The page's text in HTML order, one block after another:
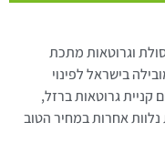
וגרוטאות מתכת
בישראל לפינוי
קניית גרוטאות ברזל,
נלוות אחרות במחיר הטוב